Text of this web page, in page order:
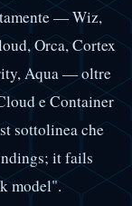
— Wiz,
Orca, Cortex
Aqua — oltre
e Container
sottolinea che
it fails
model".